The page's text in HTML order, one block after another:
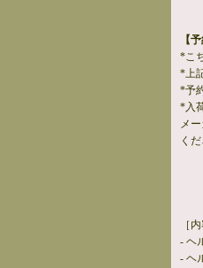
【
*こ
*上
*予
*入
メ
くだ
［
- ヘ
- ヘ